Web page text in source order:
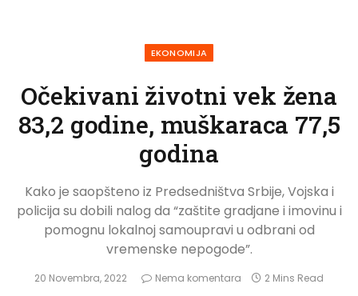
EKONOMIJA
Očekivani životni vek žena
83,2 godine, muškaraca 77,5
godina
Kako je saopšteno iz Predsedništva Srbije, Vojska i
policija su dobili nalog da “zaštite gradjane i imovinu i
pomognu lokalnoj samoupravi u odbrani od
vremenske nepogode”.
20 Novembra, 2022 Nema komentara 2 Mins Read